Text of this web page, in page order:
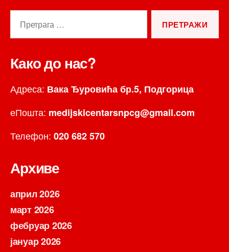
Како до нас?
Адреса: Вака Ђуровића бр.5, Подгорица
еПошта: medijskicentarsnpcg@gmail.com
Телефон: 020 682 570
Архиве
април 2026
март 2026
фебруар 2026
јануар 2026